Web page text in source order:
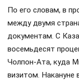
По его словам, в
между двумя
документам. С
восемьдесят
Чолпон-Ата, куда
визитом. Накануне